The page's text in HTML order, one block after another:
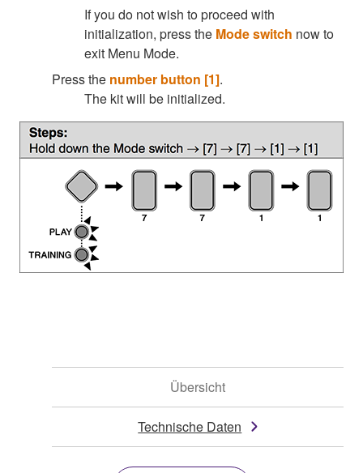
If you do not wish to proceed with
initialization, press the Mode switch now to
exit Menu Mode.
Press the number button [1].
The kit will be initialized.
Übersicht
Technische Daten